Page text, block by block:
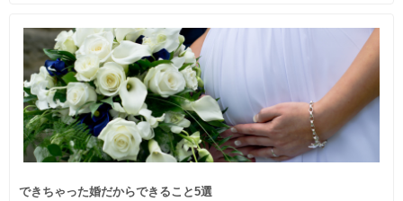
できちゃった婚だからできること5選